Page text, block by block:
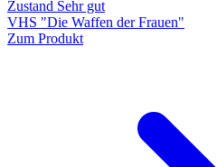
Zustand Sehr gut
VHS "Die Waffen der Frauen"
Zum Produkt